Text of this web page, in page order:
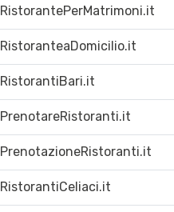
RistorantePerMatrimoni.it
RistoranteaDomicilio.it
RistorantiBari.it
PrenotareRistoranti.it
PrenotazioneRistoranti.it
RistorantiCeliaci.it